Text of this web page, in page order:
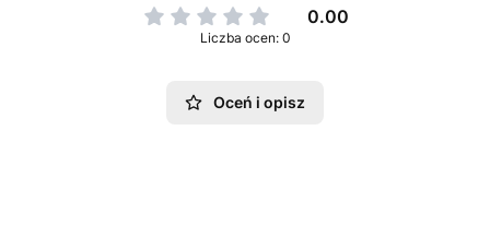
0.00
Liczba ocen: 0
Oceń i opisz